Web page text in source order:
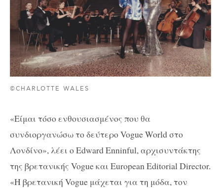
©CHARLOTTE WALES
«Είμαι τόσο ενθουσιασμένος που θα
συνδιοργανώσω το δεύτερο Vogue World στο
Λονδίνο», λέει ο Edward Enninful, αρχισυντάκτης
της βρετανικής Vogue και European Editorial Director.
«Η βρετανική Vogue μάχεται για τη μόδα, τον